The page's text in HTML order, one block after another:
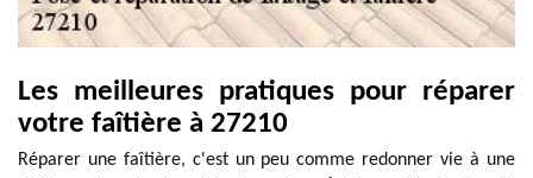
Les meilleures pratiques pour réparer
votre faîtière à 27210
Réparer une faîtière, c'est un peu comme redonner vie à une